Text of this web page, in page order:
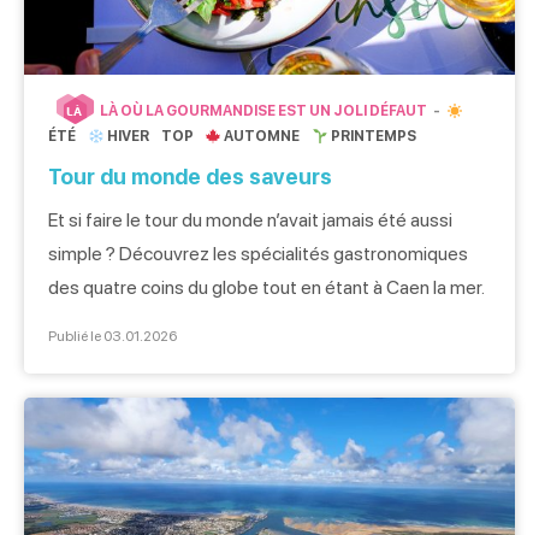
LÀ
LÀ OÙ LA GOURMANDISE EST UN JOLI DÉFAUT
ÉTÉ
HIVER TOP AUTOMNE PRINTEMPS
Tour du monde des saveurs
Et si faire le tour du monde n’avait jamais été aussi
simple ? Découvrez les spécialités gastronomiques
des quatre coins du globe tout en étant à Caen la mer.
Publié le 03.01.2026